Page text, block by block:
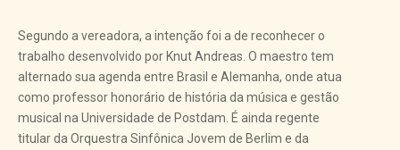
Segundo a vereadora, a intenção foi a de reconhecer o
trabalho desenvolvido por Knut Andreas. O maestro tem
alternado sua agenda entre Brasil e Alemanha, onde atua
como professor honorário de história da música e gestão
musical na Universidade de Postdam. É ainda regente
titular da Orquestra Sinfônica Jovem de Berlim e da